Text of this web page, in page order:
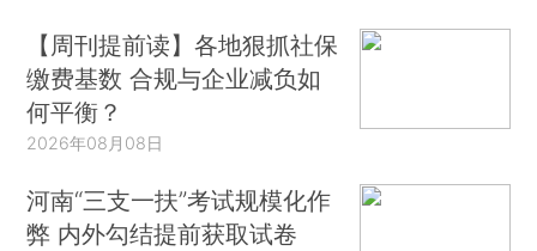
【周刊提前读】各地狠抓社保
缴费基数 合规与企业减负如
何平衡？
2026年08月08日
河南“三支一扶”考试规模化作
弊 内外勾结提前获取试卷